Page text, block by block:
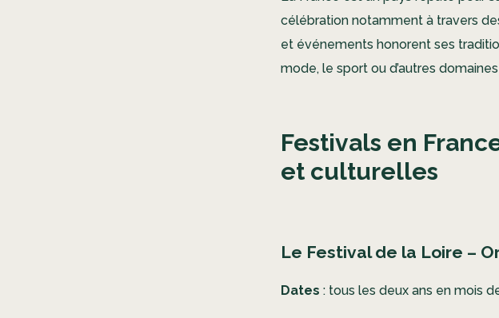
célébration notamment à travers
et événements honorent ses
mode, le sport ou d’autres
Festivals en
et culturelles
Le Festival de la Loire –
Dates : tous les deux ans en mois